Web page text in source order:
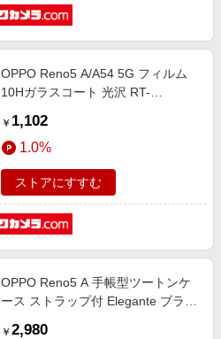
OPPO Reno5 A/A54 5G フィルム
10Hガラスコート 光沢 RT-
￥ 1,102
1.0%
ストアにすすむ
OPPO Reno5 A 手帳型ツートンケ
ース ストラップ付 Elegante ブラッ
￥ 2,980